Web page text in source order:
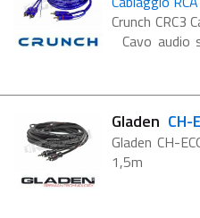
Crunch CRC3
Cavo audio
doppia
Gladen CH-
Gladen CH-
1,5m